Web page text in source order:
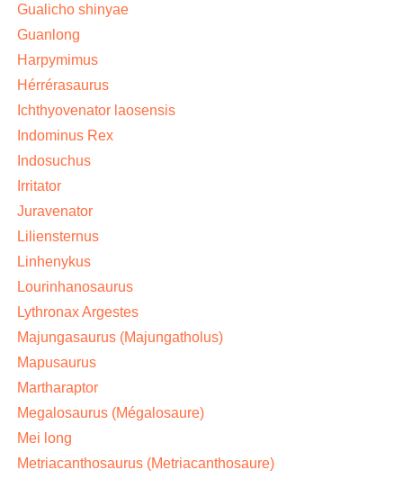
Gualicho shinyae
Guanlong
Harpymimus
Hérrérasaurus
Ichthyovenator laosensis
Indominus Rex
Indosuchus
Irritator
Juravenator
Liliensternus
Linhenykus
Lourinhanosaurus
Lythronax Argestes
Majungasaurus (Majungatholus)
Mapusaurus
Martharaptor
Megalosaurus (Mégalosaure)
Mei long
Metriacanthosaurus (Metriacanthosaure)